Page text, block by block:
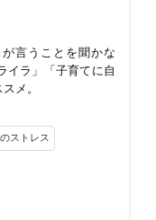
言うことを聞かな
イラ」「子育てに自
メ。
ストレス